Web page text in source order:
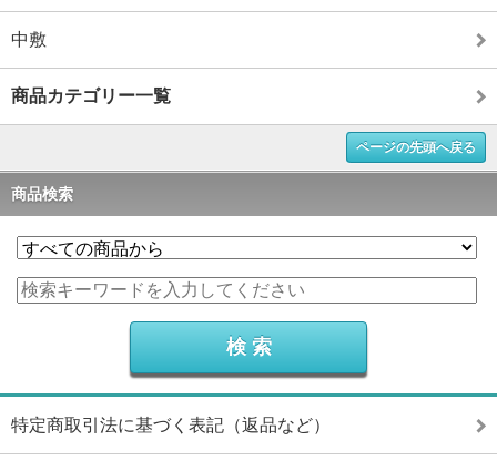
中敷
商品カテゴリー一覧
ページの先頭へ戻る
商品検索
特定商取引法に基づく表記（返品など）